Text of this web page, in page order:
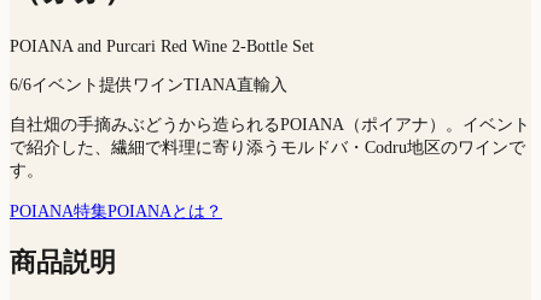
POIANA and Purcari Red Wine 2-Bottle Set
6/6イベント提供ワインTIANA直輸入
自社畑の手摘みぶどうから造られるPOIANA（ポイアナ）。イベント
で紹介した、繊細で料理に寄り添うモルドバ・Codru地区のワインで
す。
POIANA特集POIANAとは？
商品説明